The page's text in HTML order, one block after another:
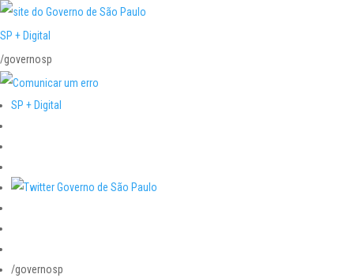
SP + Digital
/governosp
SP + Digital
/governosp